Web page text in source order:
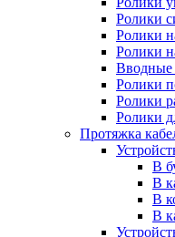
Ролики
Ролики
Ролики
Вводные
Ролики
Ролики
Ролики
Протяжка
В
В
В
В